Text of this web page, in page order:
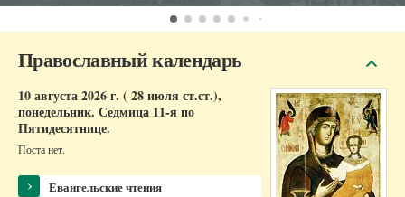
Православный календарь
10 августа 2026 г. ( 28 июля ст.ст.),
понедельник. Седмица 11-я по
Пятидесятнице.
Поста нет.
› Евангельские чтения